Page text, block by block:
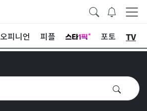
오피니언 피플 포토 TV